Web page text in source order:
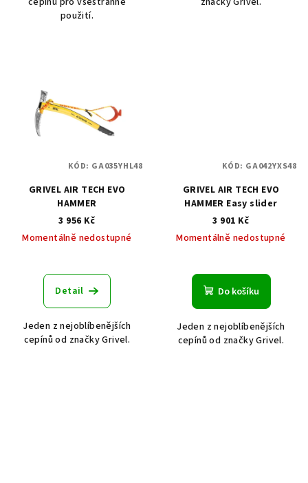
použití.
GRIVEL AIR TECH EVO
HAMMER
3 956 Kč
Momentálně nedostupné
Detail
Jeden z nejoblíbenějších
cepínů od značky Grivel.
KÓD: GA035YHL48
GRIVEL AIR TECH EVO
HAMMER Easy slider
3 901 Kč
Momentálně nedostupné
Do košíku
Jeden z nejoblíbenějších
cepínů od značky Grivel.
KÓD: GA042YXS48